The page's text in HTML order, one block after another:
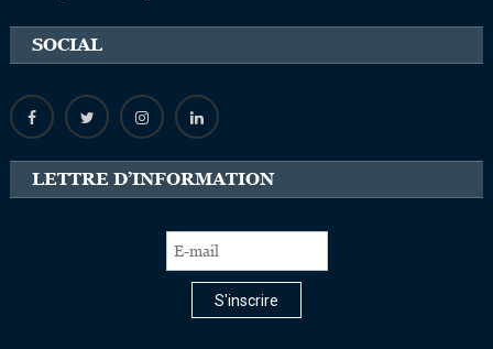
SOCIAL
LETTRE D’INFORMATION
S'inscrire